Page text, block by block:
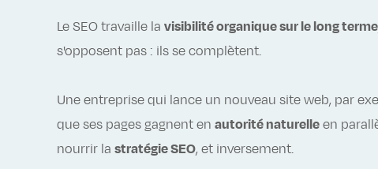
Le SEO travaille la visibilité organique sur le long terme
s'opposent pas : ils se complètent.
Une entreprise qui lance un nouveau site web, par
que ses pages gagnent en autorité naturelleen
nourrir la stratégie SEO, et inversement.